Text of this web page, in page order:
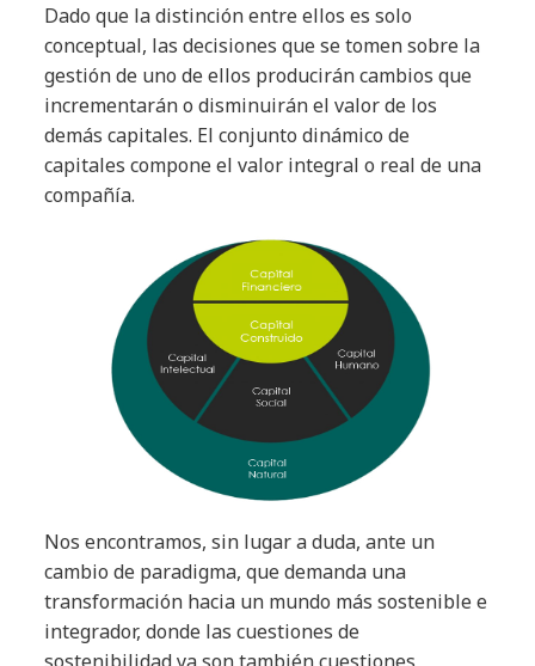
Dado que la distinción entre ellos es solo
conceptual, las decisiones que se tomen sobre la
gestión de uno de ellos producirán cambios que
incrementarán o disminuirán el valor de los
demás capitales. El conjunto dinámico de
capitales compone el valor integral o real de una
compañía.
Nos encontramos, sin lugar a duda, ante un
cambio de paradigma, que demanda una
transformación hacia un mundo más sostenible e
integrador, donde las cuestiones de